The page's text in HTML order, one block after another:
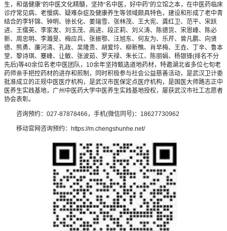
生，和谐健康”的中医文化精髓，坚持“名中医，好中药”的立馆之本，在中医药临床
诊疗常见病、老慢病、疑难杂症及健康养生等领域颇具特色，建设和形成了老中青
结合的李轩锦、钟明、徐长化、姜瑞雪、张林茂、王大宪、龚红卫、范平、宋跃
进、王儒英、李家发、刘玉茂、高进、段正莉、刘义涛、陈德货、宋恩峰、陈必
新、周忠明、李瀚旻、梅应兵、张振鄂、汪旭东、何友为、乐芹、曾凡鹏、向贤
德、熊勇、廉河清、孔政、吴隆贵、胡爱玲、柳新樵、肖早梅、王垚、丁辛、鲁本
堂、黎诗琪、蹇峰、让敏、张波茹、罗天禄、朱长江、陈丽娟、杨银锋(排名不分
先后)等40余位名老中医团队，10余年坚持甄选道地药材，特邀湖北省多位七旬老
药师亲手把控药材的进存和煎制，同时积极参与社会公益慈善活动，是武汉卫计委
批准成立的正规中医医疗机构，是武汉市医保定点医疗机构，是国医大师路志正中
医养生实践基地，广州中医药大学中医养生实践基地授权，屡获武汉市社工志愿者
协会表彰。
咨询预约：027-87878466，手机(微信同号)：18627730962
移动官网咨询预约：https://m.chengshunhe.net/